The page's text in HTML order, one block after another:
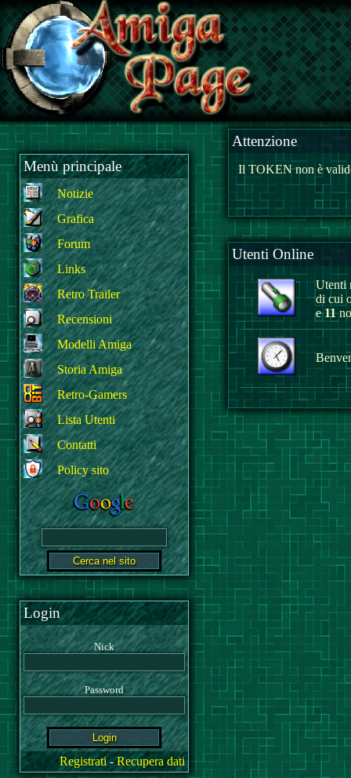
Menù principale
Notizie
Grafica
Forum
Links
Retro Trailer
Recensioni
Modelli Amiga
Storia Amiga
Retro-Gamers
Lista Utenti
Contatti
Policy sito
Login
Nick
Password
Registrati-Recupera dati
Attenzione
Il TOKEN non è
Utenti Online
Utenti
di cui
e11